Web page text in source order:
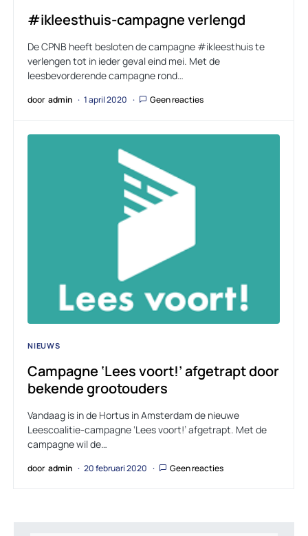
#ikleesthuis-campagne verlengd
De CPNB heeft besloten de campagne #ikleesthuis te
verlengen tot in ieder geval eind mei. Met de
leesbevorderende campagne rond…
door admin 1 april 2020 Geen reacties
NIEUWS
Campagne ‘Lees voort!’ afgetrapt door
bekende grootouders
Vandaag is in de Hortus in Amsterdam de nieuwe
Leescoalitie-campagne ‘Lees voort!’ afgetrapt. Met de
campagne wil de…
door admin 20 februari 2020 Geen reacties